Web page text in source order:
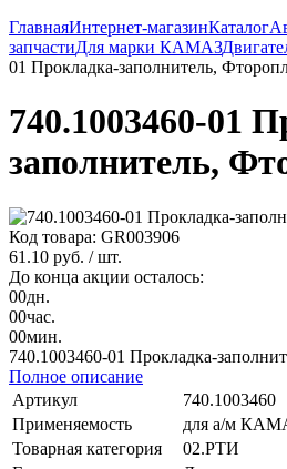
ГлавнаяИнтернет-магазинКаталог
запчастиДля марки КАМАЗ
01 Прокладка-заполнитель,
740.1003460-01
заполнитель,
Код товара: GR003906
61.10 руб. / шт.
До конца акции осталось:
00дн.
00час.
00мин.
740.1003460-01 Прокладка-
Полное описание
Артикул
740.1003460
Применяемость
для а/м
Товарная категория
02.РТИ